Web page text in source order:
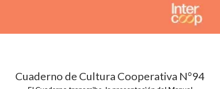
Cuaderno de Cultura Cooperativa N°94